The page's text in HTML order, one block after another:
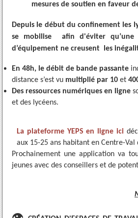
mesures de soutien en faveur
Depuis le début du confinement les
se mobilise afin d'éviter qu’une
d’équipement ne creusent les
En 48h, le débit de bande passante
distance s’est vu multiplié par 10 et
Des ressources numériques en ligne
et des lycéens.
La plateforme YEPS en ligne ici
aux 15-25 ans habitant en Centre-Val
Prochainement une application va
jeunes avec des conseillers et de